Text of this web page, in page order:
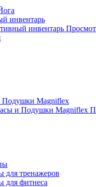
инвентарь
инвентарь
Подушки Magniflex
и Подушки Magniflex
для тренажеров
для фитнеса